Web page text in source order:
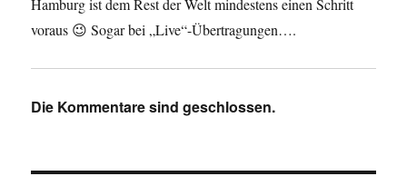
Hamburg ist dem Rest der Welt mindestens einen Schritt
voraus 😉 Sogar bei „Live“-Übertragungen….
Die Kommentare sind geschlossen.